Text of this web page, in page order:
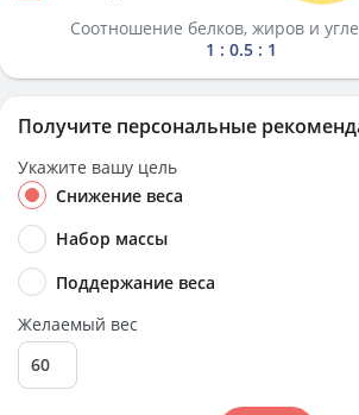
Соотношение белков, жиров и
1 : 0.5 : 1
Получите персональные
Укажите вашу цель
Снижение веса
Набор массы
Поддержание веса
Желаемый вес